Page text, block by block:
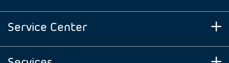
Service Center